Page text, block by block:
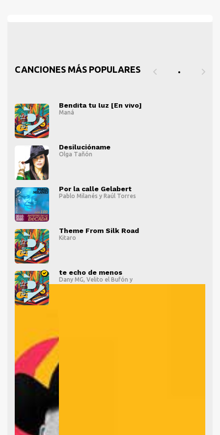
CANCIONES MÁS POPULARES
Bendita tu luz [En vivo]
Maná
Desilucióname
Olga Tañón
Por la calle Gelabert
Pablo Milanés y Raúl Torres
" alt="">
Theme From Silk Road
Kitaro
te echo de menos
Dany MG, Velito el Bufón y